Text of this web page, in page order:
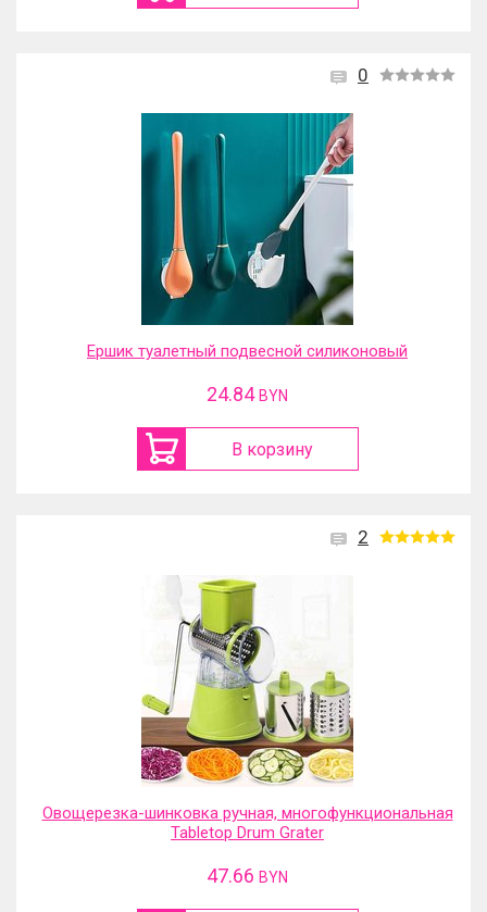
0
Ершик туалетный подвесной силиконовый
24.84 BYN
В корзину
2
Овощерезка-шинковка ручная, многофункциональная
Tabletop Drum Grater
47.66 BYN